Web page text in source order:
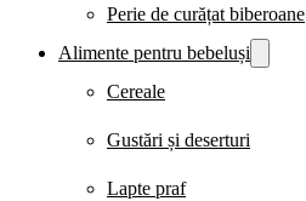
Perie de curățat biberoane
Alimente pentru bebeluși
Cereale
Gustări și deserturi
Lapte praf